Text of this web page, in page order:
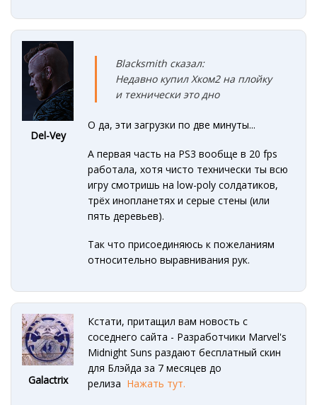
Del-Vey
Blacksmith сказал:
Недавно купил Хком2 на плойку
и технически это дно
О да, эти загрузки по две минуты...
А первая часть на PS3 вообще в 20 fps
работала, хотя чисто технически ты всю
игру смотришь на low-poly солдатиков,
трёх инопланетях и серые стены (или
пять деревьев).
Так что присоединяюсь к пожеланиям
относительно выравнивания рук.
Galactrix
Кстати, притащил вам новость с
соседнего сайта - Разработчики Marvel's
Midnight Suns раздают бесплатный скин
для Блэйда за 7 месяцев до
релиза Нажать тут.